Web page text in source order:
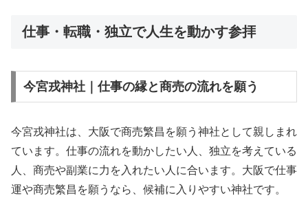
仕事・転職・独立で人生を動かす参拝
今宮戎神社｜仕事の縁と商売の流れを願う
今宮戎神社は、大阪で商売繁昌を願う神社として親しまれ
ています。仕事の流れを動かしたい人、独立を考えている
人、商売や副業に力を入れたい人に合います。大阪で仕事
運や商売繁昌を願うなら、候補に入りやすい神社です。